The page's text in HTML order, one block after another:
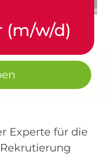
(m/w/d)
Experte für die